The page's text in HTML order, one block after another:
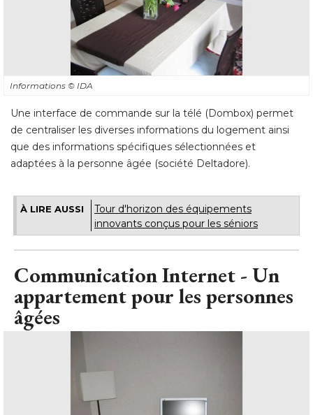
Informations © IDA
Une interface de commande sur la télé (Dombox) permet
de centraliser les diverses informations du logement ainsi
que des informations spécifiques sélectionnées et
adaptées à la personne âgée (société Deltadore).
À LIRE AUSSI
Tour d'horizon des équipements
innovants conçus pour les séniors
Communication Internet - Un
appartement pour les personnes
âgées